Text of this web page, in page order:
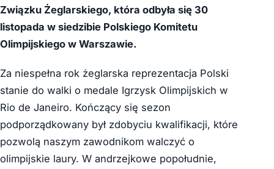
Związku Żeglarskiego, która odbyła się 30
listopada w siedzibie Polskiego Komitetu
Olimpijskiego w Warszawie.
Za niespełna rok żeglarska reprezentacja Polski
stanie do walki o medale Igrzysk Olimpijskich w
Rio de Janeiro. Kończący się sezon
podporządkowany był zdobyciu kwalifikacji, które
pozwolą naszym zawodnikom walczyć o
olimpijskie laury. W andrzejkowe popołudnie,